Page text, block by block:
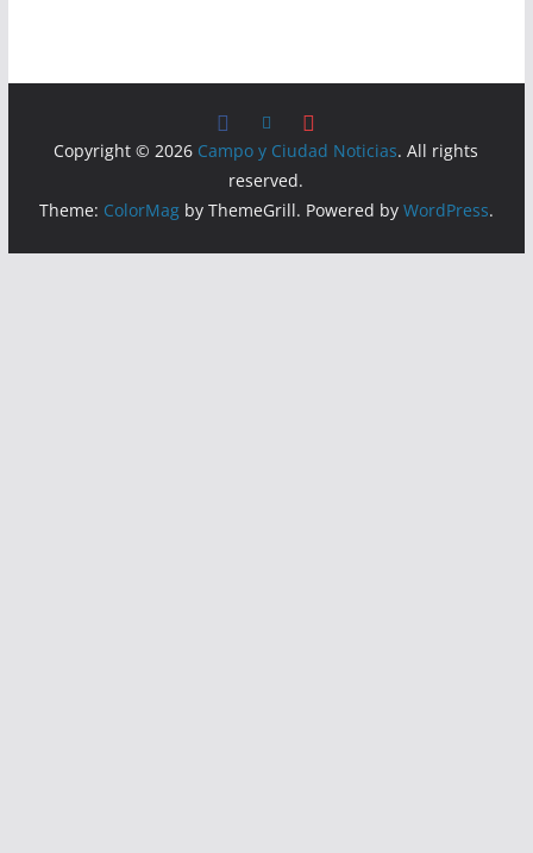
Copyright © 2026 Campo y Ciudad Noticias. All rights
reserved.
Theme: ColorMagby ThemeGrill. Powered by WordPress.